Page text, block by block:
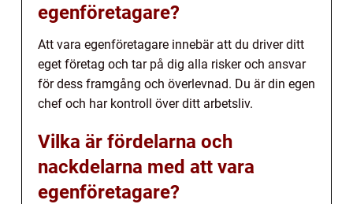
egenföretagare?
Att vara egenföretagare innebär att du driver ditt
eget företag och tar på dig alla risker och ansvar
för dess framgång och överlevnad. Du är din egen
chef och har kontroll över ditt arbetsliv.
Vilka är fördelarna och
nackdelarna med att vara
egenföretagare?